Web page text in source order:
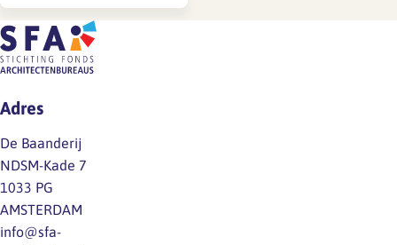
Daarnaast zijn er
feestdagen met
doorbetaald verlof, dat
dus niet ten laste van de
cao-artikel 2 onder
definitie i feestdagen).
We hebben de
feestdagen in 2024 met
doorbetaald verlof in…
Adres
De Baanderij
NDSM-Kade 7
1033 PG
AMSTERDAM
info@sfa-